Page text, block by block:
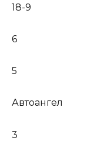
18-9
6
5
Автоангел
3